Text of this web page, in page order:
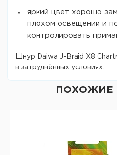
яркий цвет хорошо
плохом освещении и
контролировать
Шнур Daiwa J-Braid X8
в затруднённых условиях.
ПОХОЖИЕ